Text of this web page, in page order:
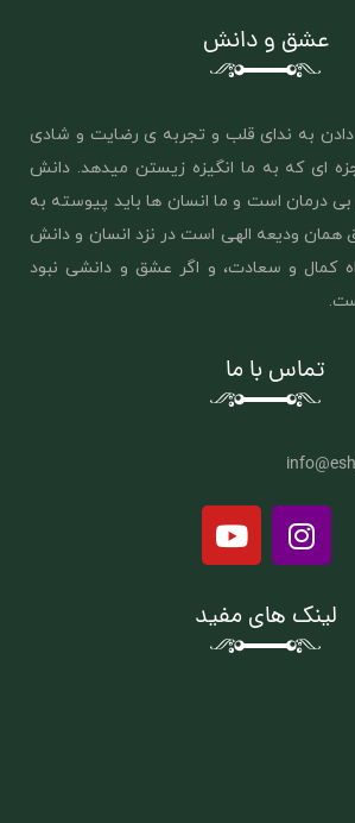
عشق و دانش
به ندای قلب و تجربه ی رضایت و شادی
ای که به ما انگیزه زیستن میدهد. دانش
درمان است و ما انسان ها باید پیوسته به
‌ودیعه الهی است در نزد انسان و دانش
کمال و سعادت، و اگر عشق و دانشی نبود
تماس با ما
لینک های مفید